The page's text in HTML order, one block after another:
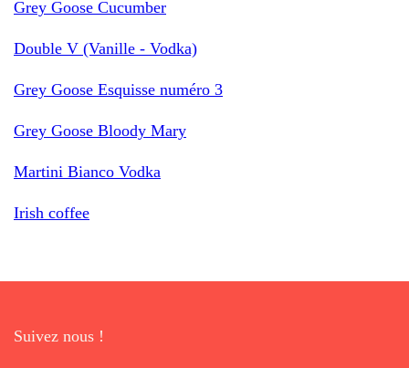
Grey Goose Cucumber
Double V (Vanille - Vodka)
Grey Goose Esquisse numéro 3
Grey Goose Bloody Mary
Martini Bianco Vodka
Irish coffee
Suivez nous !